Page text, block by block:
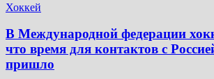
Хоккей
В Международной федерации
что время для контактов с
пришло